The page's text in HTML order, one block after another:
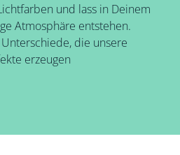
und lass in Deinem
Atmosphäre entstehen.
die unsere
erzeugen